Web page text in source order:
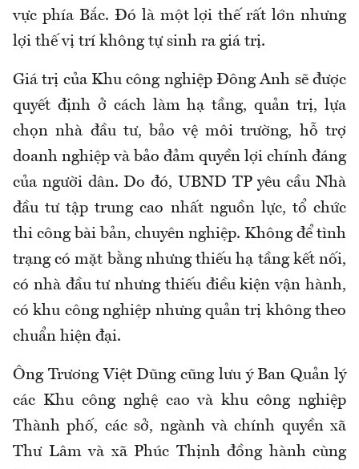
vực phía Bắc. Đó là một lợi thế rất lớn nhưng
lợi thế vị trí không tự sinh ra giá trị.
Giá trị của Khu công nghiệp Đông Anh sẽ được
quyết định ở cách làm hạ tầng, quản trị, lựa
chọn nhà đầu tư, bảo vệ môi trường, hỗ trợ
doanh nghiệp và bảo đảm quyền lợi chính đáng
của người dân. Do đó, UBND TP yêu cầu Nhà
đầu tư tập trung cao nhất nguồn lực, tổ chức
thi công bài bản, chuyên nghiệp. Không để tình
trạng có mặt bằng nhưng thiếu hạ tầng kết nối,
có nhà đầu tư nhưng thiếu điều kiện vận hành,
có khu công nghiệp nhưng quản trị không theo
chuẩn hiện đại.
Ông Trương Việt Dũng cũng lưu ý Ban Quản lý
các Khu công nghệ cao và khu công nghiệp
Thành phố, các sở, ngành và chính quyền xã
Thư Lâm và xã Phúc Thịnh đồng hành cùng